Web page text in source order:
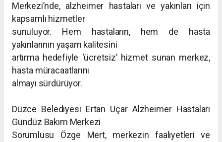
Merkezi’nde, alzheimer hastaları ve yakınları için
kapsamlı hizmetler
sunuluyor. Hem hastaların, hem de hasta
yakınlarının yaşam kalitesini
artırma hedefiyle ‘ücretsiz’ hizmet sunan merkez,
hasta müracaatlarını
almayı sürdürüyor.
Düzce Belediyesi Ertan Uçar Alzheimer Hastaları
Gündüz Bakım Merkezi
Sorumlusu Özge Mert, merkezin faaliyetleri ve